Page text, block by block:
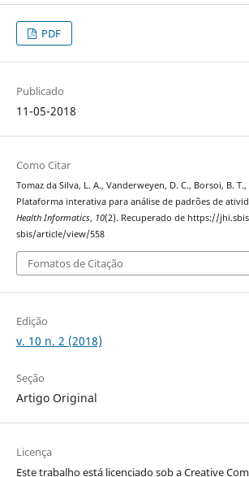
PDF
Publicado
11-05-2018
Como Citar
Tomaz da Silva, L. A., Vanderweyen, D. C., Borsoi, B. T.,
Plataforma interativa para análise de padrões de
Health Informatics, 10(2). Recuperado de https://
sbis/article/view/558
Fomatos de Citação
Edição
v. 10 n. 2 (2018)
Seção
Artigo Original
Licença
Este trabalho está licenciado sob a Creative